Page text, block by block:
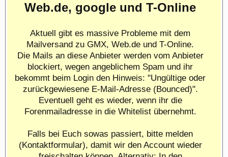
Web.de, google und T-Online
Aktuell gibt es massive Probleme mit dem
Mailversand zu GMX, Web.de und T-Online.
Die Mails an diese Anbieter werden vom Anbieter
blockiert, wegen angeblichem Spam und ihr
bekommt beim Login den Hinweis: "Ungültige oder
zurückgewiesene E-Mail-Adresse (Bounced)".
Eventuell geht es wieder, wenn ihr die
Forenmailadresse in die Whitelist übernehmt.
Falls bei Euch sowas passiert, bitte melden
(Kontaktformular), damit wir den Account wieder